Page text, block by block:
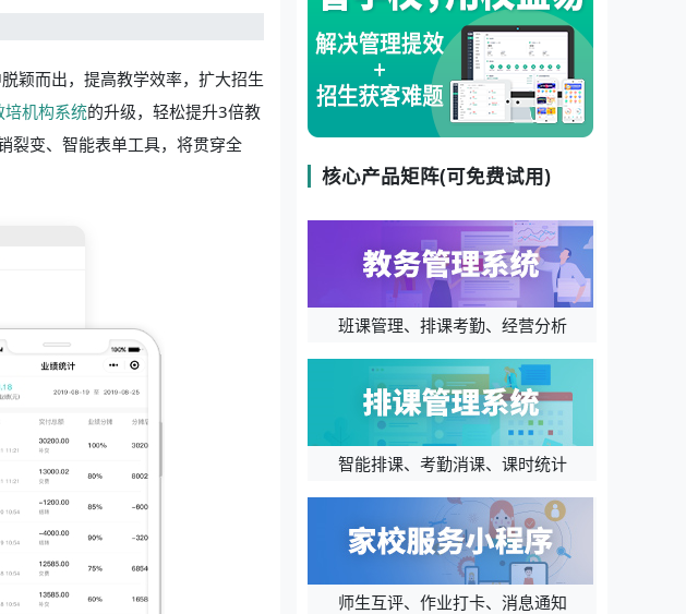
颖而出，提高教学效率，扩大招生
培机构系统的升级，轻松提升3倍教
裂变、智能表单工具，将贯穿全
核心产品矩阵(可免费试用)
班课管理、排课考勤、经营分析
智能排课、考勤消课、课时统计
师生互评、作业打卡、消息通知